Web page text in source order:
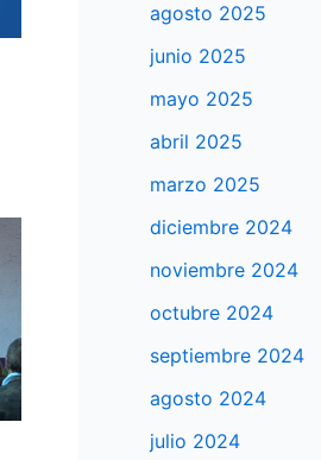
agosto 2025
junio 2025
mayo 2025
abril 2025
marzo 2025
diciembre 2024
noviembre 2024
octubre 2024
septiembre 2024
agosto 2024
julio 2024